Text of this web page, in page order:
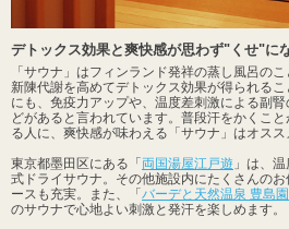
デトックス効果と爽快感が思わず"くせ"に
「サウナ」はフィンランド発祥の蒸し風呂の
新陳代謝を高めてデトックス効果が得られる
にも、免疫力アップや、温度差刺激による副
どがあると言われています。普段汗をかくこ
る人に、爽快感が味わえる「サウナ」はオスス
東京都墨田区にある「両国湯屋江戸遊 」は、
式ドライサウナ。その他施設内にたくさんの
ースも充実。また、「バーデと天然温泉 豊島
のサウナで心地よい刺激と発汗を楽しめます。